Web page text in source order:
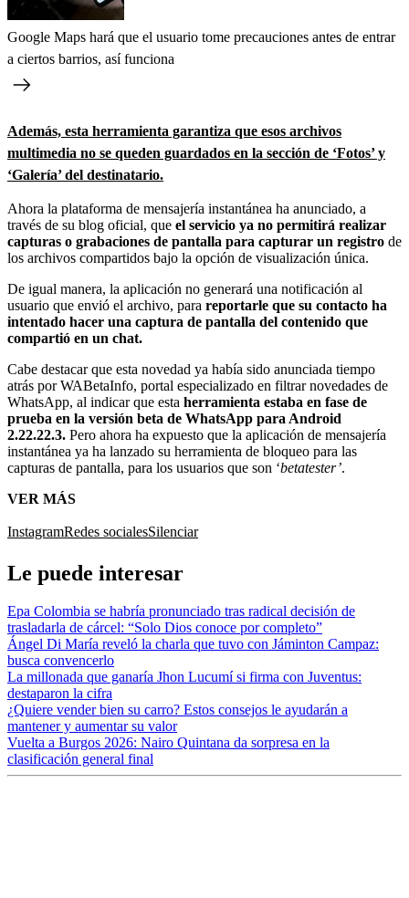
Google Maps hará que el usuario tome precauciones antes de entrar
a ciertos barrios, así funciona
Además, esta herramienta garantiza que esos archivos
multimedia no se queden guardados en la sección de ‘Fotos’ y
‘Galería’ del destinatario.
Ahora la plataforma de mensajería instantánea ha anunciado, a
través de su blog oficial, que el servicio ya no permitirá realizar
capturas o grabaciones de pantalla para capturar un registro de
los archivos compartidos bajo la opción de visualización única.
De igual manera, la aplicación no generará una notificación al
usuario que envió el archivo, para reportarle que su contacto ha
intentado hacer una captura de pantalla del contenido que
compartió en un chat.
Cabe destacar que esta novedad ya había sido anunciada tiempo
atrás por WABetaInfo, portal especializado en filtrar novedades de
WhatsApp, al indicar que esta herramienta estaba en fase de
prueba en la versión beta de WhatsApp para Android
2.22.22.3. Pero ahora ha expuesto que la aplicación de mensajería
instantánea ya ha lanzado su herramienta de bloqueo para las
capturas de pantalla, para los usuarios que son ‘betatester’.
VER MÁS
InstagramRedes socialesSilenciar
Le puede interesar
Epa Colombia se habría pronunciado tras radical decisión de
trasladarla de cárcel: “Solo Dios conoce por completo”
Ángel Di María reveló la charla que tuvo con Jáminton Campaz:
busca convencerlo
La millonada que ganaría Jhon Lucumí si firma con Juventus:
destaparon la cifra
¿Quiere vender bien su carro? Estos consejos le ayudarán a
mantener y aumentar su valor
Vuelta a Burgos 2026: Nairo Quintana da sorpresa en la
clasificación general final